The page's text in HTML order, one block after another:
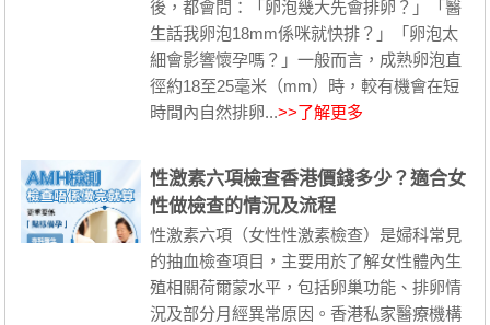
後，都會問：「卵泡幾大先會排卵？」「醫
生話我卵泡18mm係咪就快排？」「卵泡太
細會影響懷孕嗎？」一般而言，成熟卵泡直
徑約18至25毫米（mm）時，較有機會在短
時間內自然排卵...>>了解更多
性激素六項檢查香港價錢多少？適合女
性做檢查的情況及流程
性激素六項（女性性激素檢查）是婦科常見
的抽血檢查項目，主要用於了解女性體內生
殖相關荷爾蒙水平，包括卵巢功能、排卵情
況及部分月經異常原因。香港私家醫療機構